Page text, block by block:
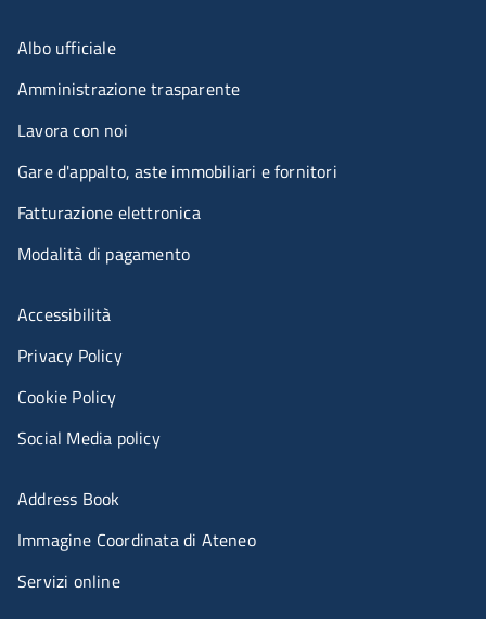
Menu organizzazione
Albo ufficiale
Amministrazione trasparente
Lavora con noi
Gare d'appalto, aste immobiliari e fornitori
Fatturazione elettronica
Modalità di pagamento
Menù riferimenti
Accessibilità
Privacy Policy
Cookie Policy
Social Media policy
Menu portale
Address Book
Immagine Coordinata di Ateneo
Servizi online